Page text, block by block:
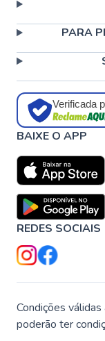
PARA
Verificada
BAIXE O APP
REDES SOCIAIS
Condições
poderão ter